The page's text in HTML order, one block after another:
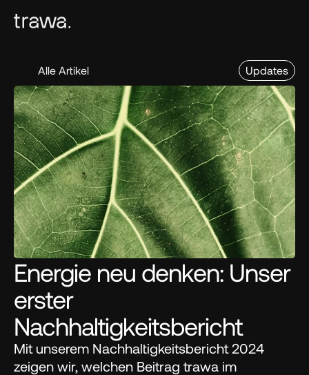
Alle Artikel Updates
Energie neu denken: Unser
erster
Nachhaltigkeitsbericht
Mit unserem Nachhaltigkeitsbericht 2024
zeigen wir, welchen Beitrag trawa im